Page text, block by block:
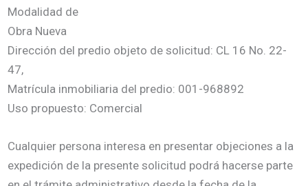
Modalidad de
Obra Nueva
Dirección del predio objeto de solicitud: CL 16 No. 22-
47,
Matrícula inmobiliaria del predio: 001-968892
Uso propuesto: Comercial
Cualquier persona interesa en presentar objeciones a la
expedición de la presente solicitud podrá hacerse parte